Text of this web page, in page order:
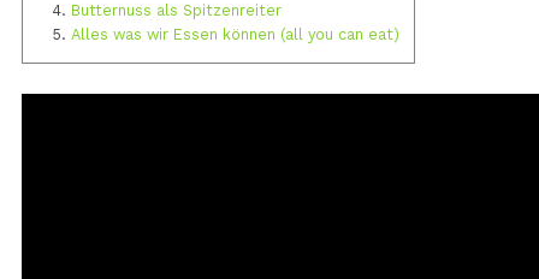
Butternuss als Spitzenreiter
Alles was wir Essen können (all you can eat)